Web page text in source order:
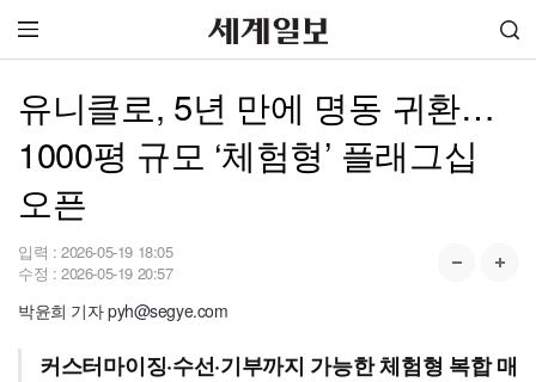
유니클로, 5년 만에 명동 귀환…
1000평 규모 ‘체험형’ 플래그십
오픈
입력 : 2026-05-19 18:05
수정 : 2026-05-19 20:57
박윤희 기자 pyh@segye.com
커스터마이징·수선·기부까지 가능한 체험형 복합 매